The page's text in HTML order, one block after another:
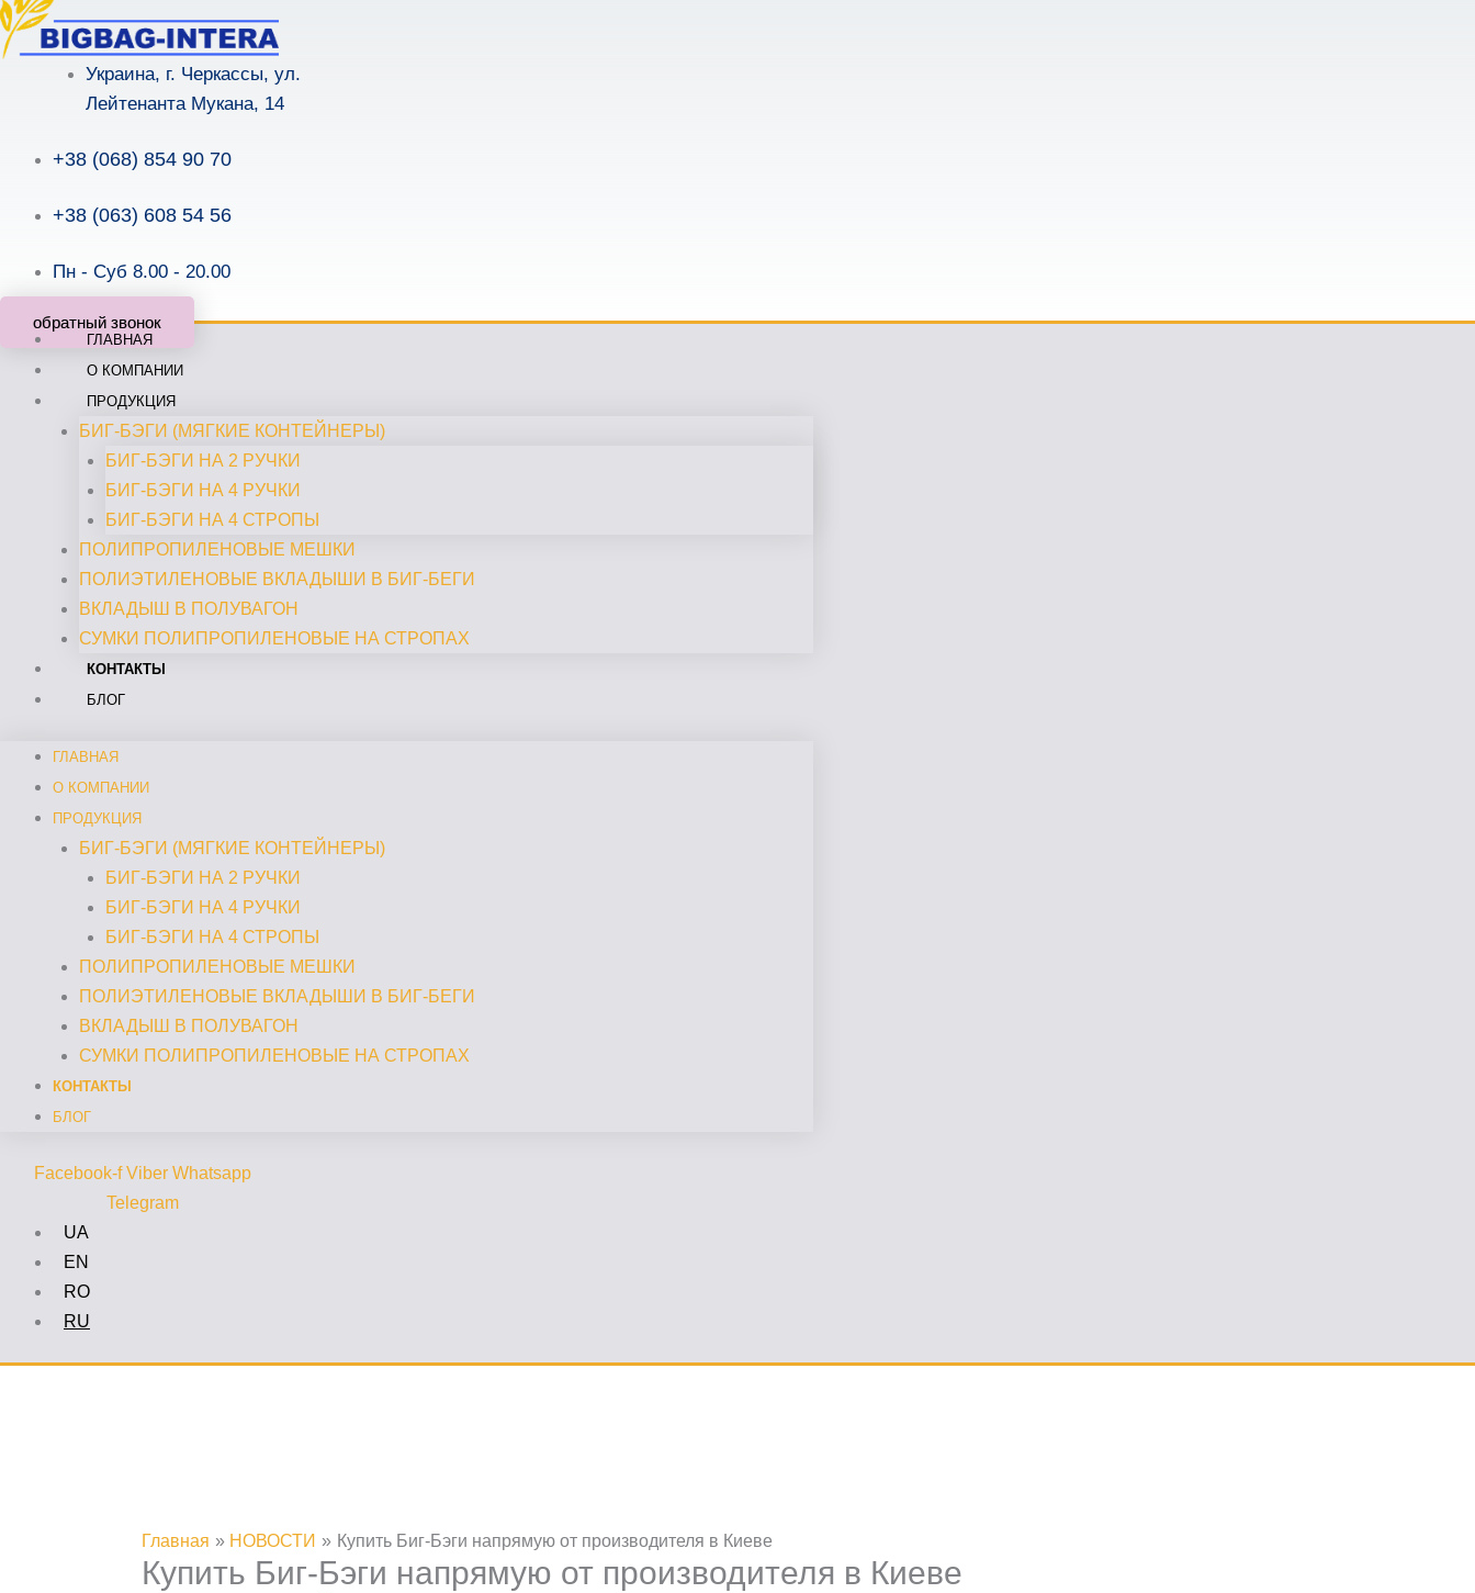
Перейти
к
содержимомуУкраина, г. Черкассы, ул.
Лейтенанта Мукана, 14
+38 (068) 854 90 70
+38 (063) 608 54 56
Пн - Суб 8.00 - 20.00
обратный звонок
ГЛАВНАЯ
О КОМПАНИИ
ПРОДУКЦИЯ
БИГ-БЭГИ (МЯГКИЕ КОНТЕЙНЕРЫ)
БИГ-БЭГИ НА 2 РУЧКИ
БИГ-БЭГИ НА 4 РУЧКИ
БИГ-БЭГИ НА 4 СТРОПЫ
ПОЛИПРОПИЛЕНОВЫЕ МЕШКИ
ПОЛИЭТИЛЕНОВЫЕ ВКЛАДЫШИ В БИГ-БЕГИ
ВКЛАДЫШ В ПОЛУВАГОН
СУМКИ ПОЛИПРОПИЛЕНОВЫЕ НА СТРОПАХ
КОНТАКТЫ
БЛОГ
ГЛАВНАЯ
О КОМПАНИИ
ПРОДУКЦИЯ
БИГ-БЭГИ (МЯГКИЕ КОНТЕЙНЕРЫ)
БИГ-БЭГИ НА 2 РУЧКИ
БИГ-БЭГИ НА 4 РУЧКИ
БИГ-БЭГИ НА 4 СТРОПЫ
ПОЛИПРОПИЛЕНОВЫЕ МЕШКИ
ПОЛИЭТИЛЕНОВЫЕ ВКЛАДЫШИ В БИГ-БЕГИ
ВКЛАДЫШ В ПОЛУВАГОН
СУМКИ ПОЛИПРОПИЛЕНОВЫЕ НА СТРОПАХ
КОНТАКТЫ
БЛОГ
Facebook-f Viber Whatsapp
Telegram
UA
EN
RO
RU
Главная НОВОСТИ Купить Биг-Бэги напрямую от производителя в Киеве
Купить Биг-Бэги напрямую от производителя в Киеве